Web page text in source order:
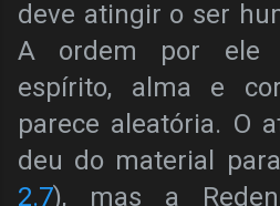
deve atingir o ser
A ordem por ele
espírito, alma e
parece aleatória. O
deu do material
2.7), mas a